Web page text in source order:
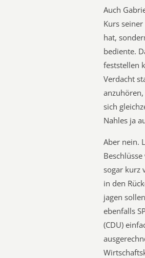
Auch
Kurs
hat,
bediente.
feststellen
Verdacht
sich
Nahles ja
Aber nein.
sogar kurz
in den
jagen
ebenfalls
(CDU)